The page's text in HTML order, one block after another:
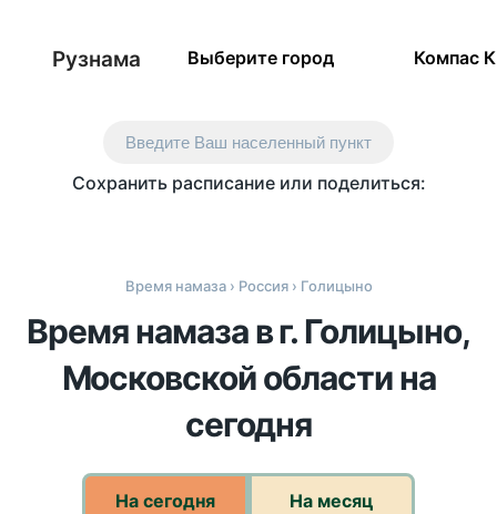
Рузнама Выберите город Компас
Введите Ваш населенный пункт
Сохранить расписание или поделиться:
Время намаза› Россия› Голицыно
Время намаза в г. Голицыно,
Московской области на
сегодня
На сегодня На месяц